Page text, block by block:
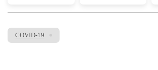
COVID-19